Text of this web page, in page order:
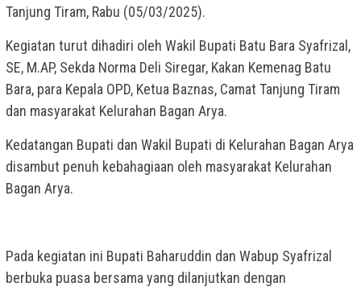
Tanjung Tiram, Rabu (05/03/2025).
Kegiatan turut dihadiri oleh Wakil Bupati Batu Bara Syafrizal,
SE, M.AP, Sekda Norma Deli Siregar, Kakan Kemenag Batu
Bara, para Kepala OPD, Ketua Baznas, Camat Tanjung Tiram
dan masyarakat Kelurahan Bagan Arya.
Kedatangan Bupati dan Wakil Bupati di Kelurahan Bagan Arya
disambut penuh kebahagiaan oleh masyarakat Kelurahan
Bagan Arya.
Pada kegiatan ini Bupati Baharuddin dan Wabup Syafrizal
berbuka puasa bersama yang dilanjutkan dengan